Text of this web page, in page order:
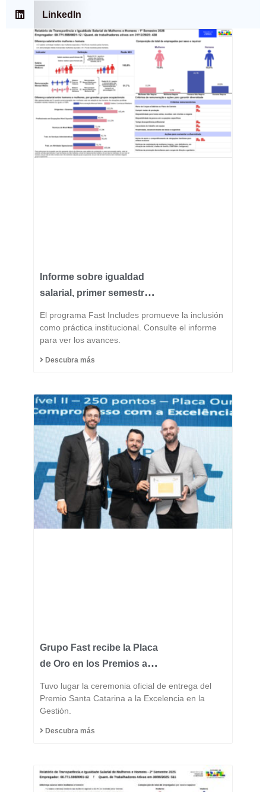
LinkedIn
Informe sobre igualdad
salarial, primer semestre
El programa Fast Includes promueve la inclusión
como práctica institucional. Consulte el informe
para ver los avances.
Descubra más
Grupo Fast recibe la Placa
de Oro en los Premios a la
Catarina 2025 y consolida
su posición entre las
industrias más
Tuvo lugar la ceremonia oficial de entrega del
Premio Santa Catarina a la Excelencia en la
Gestión.
Descubra más